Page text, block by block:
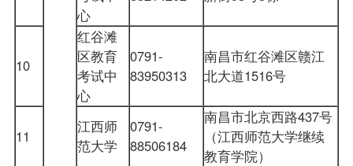
心
10
红谷滩
区教育
考试中
心
0791-
83950313
南昌市红谷滩区赣江
北大道1516号
11
江西师
范大学
0791-
88506184
南昌市北京西路437号
（江西师范大学继续
教育学院）